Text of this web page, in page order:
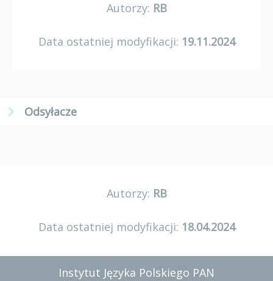
Autorzy: RB
Data ostatniej modyfikacji: 19.11.2024
Odsyłacze
Autorzy: RB
Data ostatniej modyfikacji: 18.04.2024
Instytut Języka Polskiego PAN